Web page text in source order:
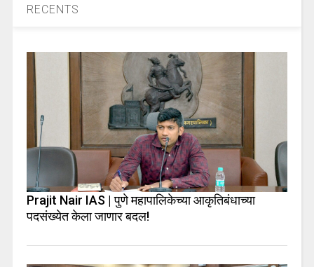
RECENTS
Prajit Nair IAS | पुणे महापालिकेच्या आकृतिबंधाच्या
पदसंख्येत केला जाणार बदल!